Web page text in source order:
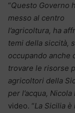
“Questo Governo
messo al centro
l’agricoltura, ha
temi della siccità,
occupando anche
trovare le risorse
agricoltori della
per l’acqua, Nicola
video. “La Sicilia